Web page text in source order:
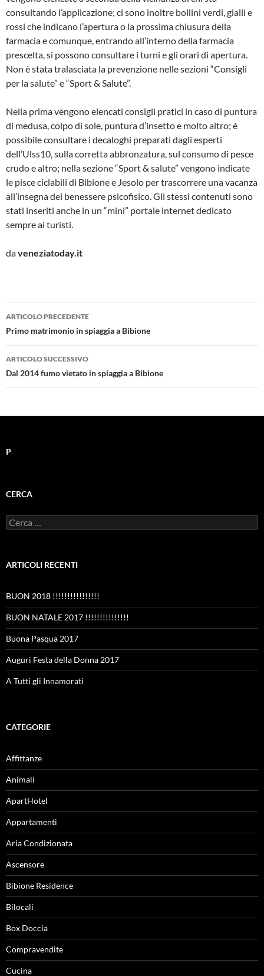
consultando l’applicazione; ci sono inoltre bollini verdi, gialli e
rossi che indicano l’apertura o la prossima chiusura della
farmacia e comunque, entrando all’interno della farmacia
prescelta, si possono consultare i turni e gli orari di apertura.
Non è stata tralasciata la prevenzione nelle sezioni “Consigli
per la salute” e “Sport & Salute”.
Nella prima vengono elencati consigli pratici in caso di puntura
di medusa, colpo di sole, puntura d’insetto e molto altro; è
possibile consultare i decaloghi preparati dagli esperti
dell’Ulss10, sulla corretta abbronzatura, sul consumo di pesce
crudo e altro; nella sezione “Sport & salute” vengono indicate
le pisce ciclabili di Bibione e Jesolo per trascorrere una vacanza
all’insegna del benessere psicofisico. Gli stessi contenuti sono
stati inseriti anche in un “mini” portale internet dedicato
sempre ai turisti.
daveneziatoday.it
Navigazione
articolo
ARTICOLO PRECEDENTE
Primo matrimonio in spiaggia a Bibione
ARTICOLO SUCCESSIVO
Dal 2014 fumo vietato in spiaggia a Bibione
P
CERCA
Ricerca
per:
ARTICOLI RECENTI
BUON 2018 !!!!!!!!!!!!!!!!
BUON NATALE 2017 !!!!!!!!!!!!!!!
Buona Pasqua 2017
Auguri Festa della Donna 2017
A Tutti gli Innamorati
CATEGORIE
Affittanze
Animali
ApartHotel
Appartamenti
Aria Condizionata
Ascensore
Bibione Residence
Bilocali
Box Doccia
Compravendite
Cucina